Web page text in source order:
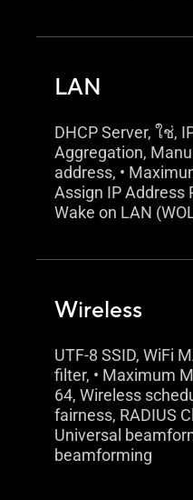
LAN
DHCP Server, ใช่,
Aggregation,
address, •
Assign IP Address
Wake on LAN
Wireless
UTF-8 SSID, WiFi
filter, • Maximum
64, Wireless
fairness, RADIUS
Universal
beamforming